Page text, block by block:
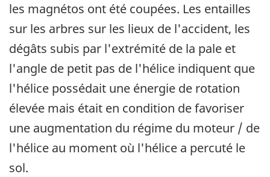
les magnétos ont été coupées. Les entailles
sur les arbres sur les lieux de l'accident, les
dégâts subis par l'extrémité de la pale et
l'angle de petit pas de l'hélice indiquent que
l'hélice possédait une énergie de rotation
élevée mais était en condition de favoriser
une augmentation du régime du moteur / de
l'hélice au moment où l'hélice a percuté le
sol.